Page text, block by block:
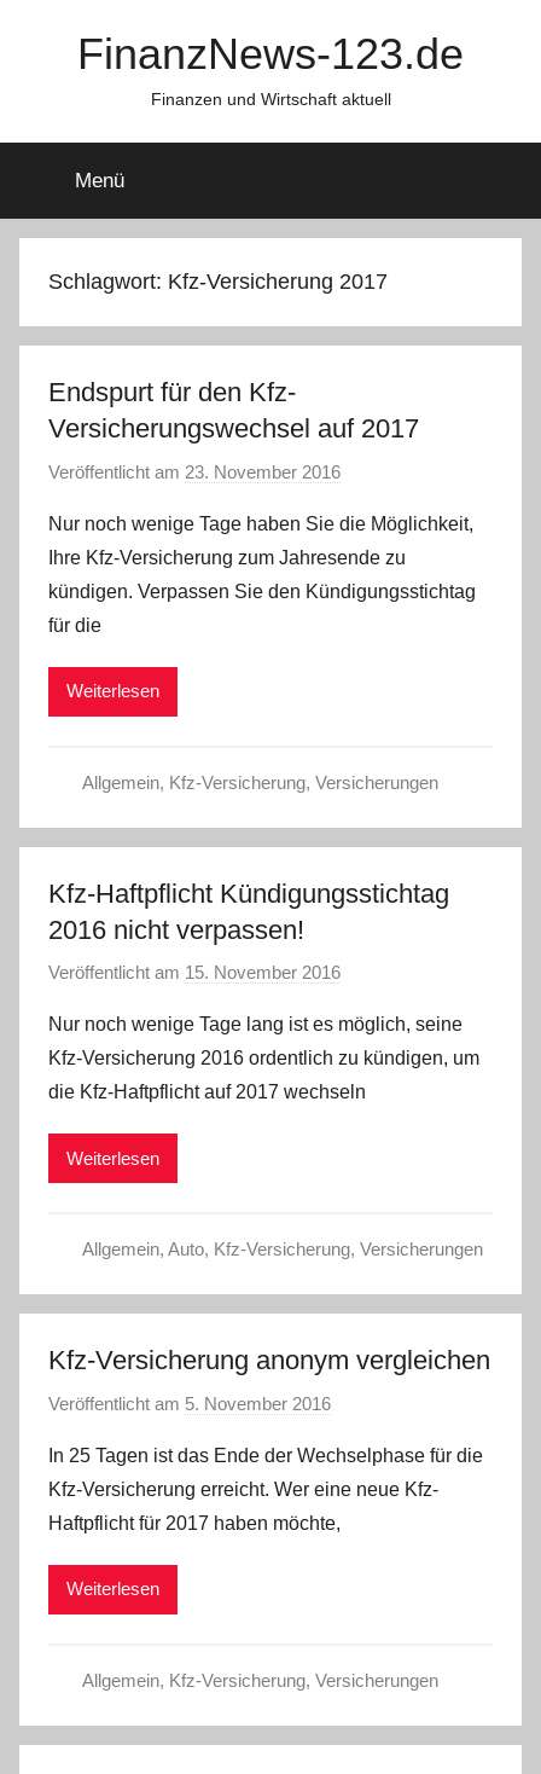
FinanzNews-123.de
Finanzen und Wirtschaft aktuell
Menü
Schlagwort: Kfz-Versicherung 2017
Endspurt für den Kfz-
Versicherungswechsel auf 2017
Veröffentlicht am 23. November 2016
n
C
W
Nur noch wenige Tage haben Sie die Möglichkeit,
Ihre Kfz-Versicherung zum Jahresende zu
kündigen. Verpassen Sie den Kündigungsstichtag
für die
Weiterlesen
Allgemein, Kfz-Versicherung, Versicherungen
Kfz-Haftpflicht Kündigungsstichtag
2016 nicht verpassen!
Veröffentlicht am 15. November 2016
n
C
W
Nur noch wenige Tage lang ist es möglich, seine
Kfz-Versicherung 2016 ordentlich zu kündigen, um
die Kfz-Haftpflicht auf 2017 wechseln
Weiterlesen
Allgemein, Auto, Kfz-Versicherung, Versicherungen
Kfz-Versicherung anonym vergleichen
Veröffentlicht am 5. November 2016
n
C
W
In 25 Tagen ist das Ende der Wechselphase für die
Kfz-Versicherung erreicht. Wer eine neue Kfz-
Haftpflicht für 2017 haben möchte,
Weiterlesen
Allgemein, Kfz-Versicherung, Versicherungen